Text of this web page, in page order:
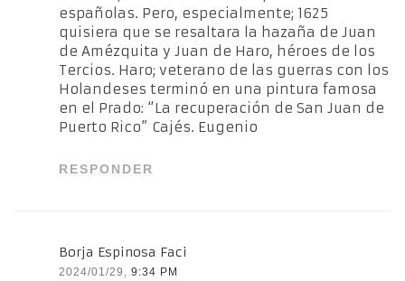
españolas. Pero, especialmente; 1625
quisiera que se resaltara la hazaña de Juan
de Amézquita y Juan de Haro, héroes de los
Tercios. Haro; veterano de las guerras con los
Holandeses terminó en una pintura famosa
en el Prado: “La recuperación de San Juan de
Puerto Rico” Cajés. Eugenio
RESPONDER
Borja Espinosa Faci
2024/01/29, 9:34 PM